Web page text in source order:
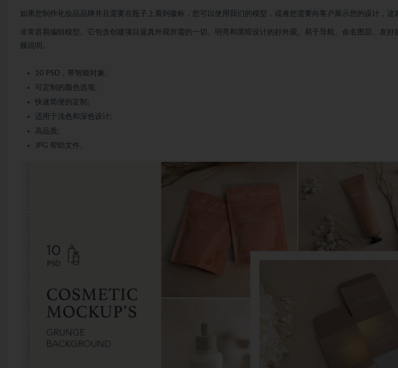
如果您制作化妆品品牌并且需要在瓶子上看到徽标，您可以使用我们的模型，或者您需要向客户展示您的设计，这
非常容易编辑模型。它包含创建项目逼真外观所需的一切。明亮和黑暗设计的好外观。易于导航、命名图层、友好
频说明。
10 PSD，带智能对象;
可定制的颜色选项;
快速简便的定制;
适用于浅色和深色设计;
高品质;
JPG 帮助文件。